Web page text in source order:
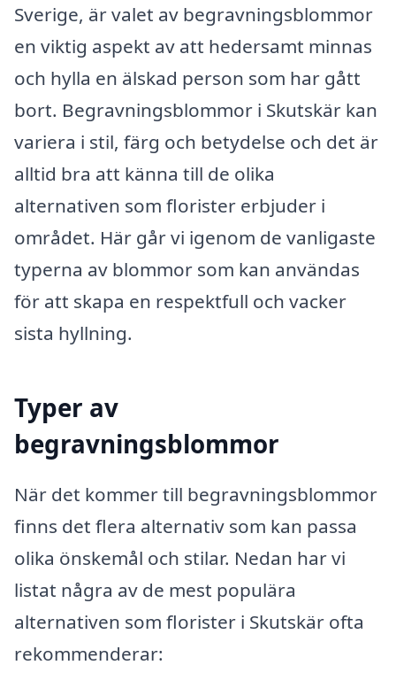
Sverige, är valet av begravningsblommor
en viktig aspekt av att hedersamt minnas
och hylla en älskad person som har gått
bort. Begravningsblommor i Skutskär kan
variera i stil, färg och betydelse och det är
alltid bra att känna till de olika
alternativen som florister erbjuder i
området. Här går vi igenom de vanligaste
typerna av blommor som kan användas
för att skapa en respektfull och vacker
sista hyllning.
Typer av
begravningsblommor
När det kommer till begravningsblommor
finns det flera alternativ som kan passa
olika önskemål och stilar. Nedan har vi
listat några av de mest populära
alternativen som florister i Skutskär ofta
rekommenderar: